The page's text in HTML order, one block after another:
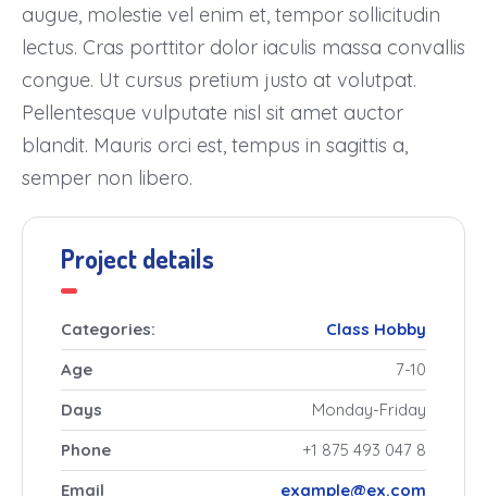
augue, molestie vel enim et, tempor sollicitudin
lectus. Cras porttitor dolor iaculis massa convallis
congue. Ut cursus pretium justo at volutpat.
Pellentesque vulputate nisl sit amet auctor
blandit. Mauris orci est, tempus in sagittis a,
semper non libero.
Project details
Categories: Class Hobby
Age
7-10
Days
Monday-Friday
Phone
+1 875 493 047 8
Email
example@ex.com